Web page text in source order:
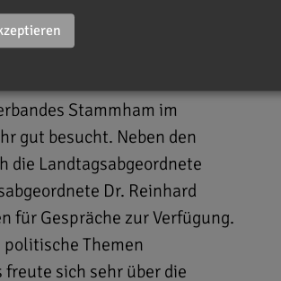
Stammham im
gut besucht. Neben den
die Landtagsabgeordnete
Dr. Reinhard
für Gespräche zur Verfügung.
Themen
sich sehr über die